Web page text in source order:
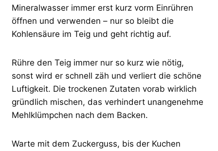
Mineralwasser immer erst kurz vorm Einrühren
öffnen und verwenden – nur so bleibt die
Kohlensäure im Teig und geht richtig auf.
Rühre den Teig immer nur so kurz wie nötig,
sonst wird er schnell zäh und verliert die schöne
Luftigkeit. Die trockenen Zutaten vorab wirklich
gründlich mischen, das verhindert unangenehme
Mehlklümpchen nach dem Backen.
Warte mit dem Zuckerguss, bis der Kuchen